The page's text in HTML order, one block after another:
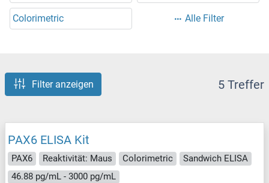
Colorimetric Alle Filter
Filter anzeigen 5 Treffer
PAX6 ELISA Kit
PAX6 Reaktivität: Maus Colorimetric
Sandwich ELISA
46.88 pg/mL - 3000 pg/mL